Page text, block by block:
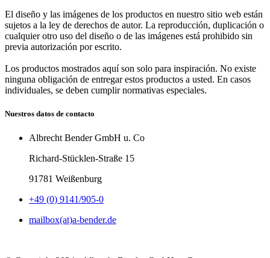
El diseño y las imágenes de los productos en nuestro sitio web están
sujetos a la ley de derechos de autor. La reproducción, duplicación o
cualquier otro uso del diseño o de las imágenes está prohibido sin
previa autorización por escrito.
Los productos mostrados aquí son solo para inspiración. No existe
ninguna obligación de entregar estos productos a usted. En casos
individuales, se deben cumplir normativas especiales.
Nuestros datos de contacto
Albrecht Bender GmbH u. Co
Richard-Stücklen-Straße 15
91781 Weißenburg
+49 (0) 9141/905-0
mailbox(at)a-bender.de